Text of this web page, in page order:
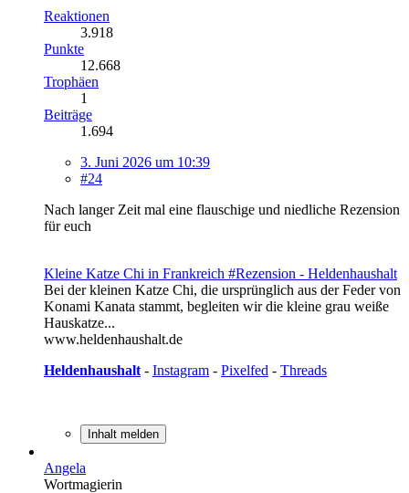
Reaktionen
3.918
Punkte
12.668
Trophäen
1
Beiträge
1.694
3. Juni 2026 um 10:39
#24
Nach langer Zeit mal eine flauschige und niedliche Rezension
für euch
Kleine Katze Chi in Frankreich #Rezension - Heldenhaushalt
Bei der kleinen Katze Chi, die ursprünglich aus der Feder von
Konami Kanata stammt, begleiten wir die kleine grau weiße
Hauskatze...
www.heldenhaushalt.de
Heldenhaushalt - Instagram - Pixelfed - Threads
Inhalt melden
Angela
Wortmagierin